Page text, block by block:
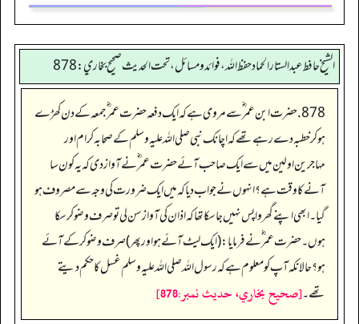
الشيخ حافط عبدالستار الحماد حفظ الله، فوائد و مسائل، تحت الحديث صحيح بخاري:878
878. حضرت ابن عمر ؓ سے مروی ہے کہ ایک دفعہ حضرت عمر ؓ جمعہ کے دن کھڑے
ہو کر خطبہ دے رہے تھے کہ اچانک نبی صلی اللہ علیہ وسلم کے صحابہ کرام اور
مہاجرین اولین میں سے ایک صاحب آئے حضرت عمر ؓ نے آواز دی کہ یہ کون سا
آنے کا وقت ہے؟ انہوں نے جواب دیا کہ میں ایک ضرورت کی وجہ سے مصروف ہو
گیا۔ ابھی اپنے گھر واپس نہیں جا سکا تھا کہ اذان کی آواز سن لی تو صرف وضو کر سکا
ہوں۔ حضرت عمر ؓ نے فرمایا: (ایک لیٹ آئے ہو اور پھر) صرف وضو کر کے آئے
ہو؟ حالانکہ آپ کو معلوم ہے کہ رسول اللہ صلی اللہ علیہ وسلم غسل کا حکم دیتے
تھے۔[صحيح بخاري، حديث نمبر:878]